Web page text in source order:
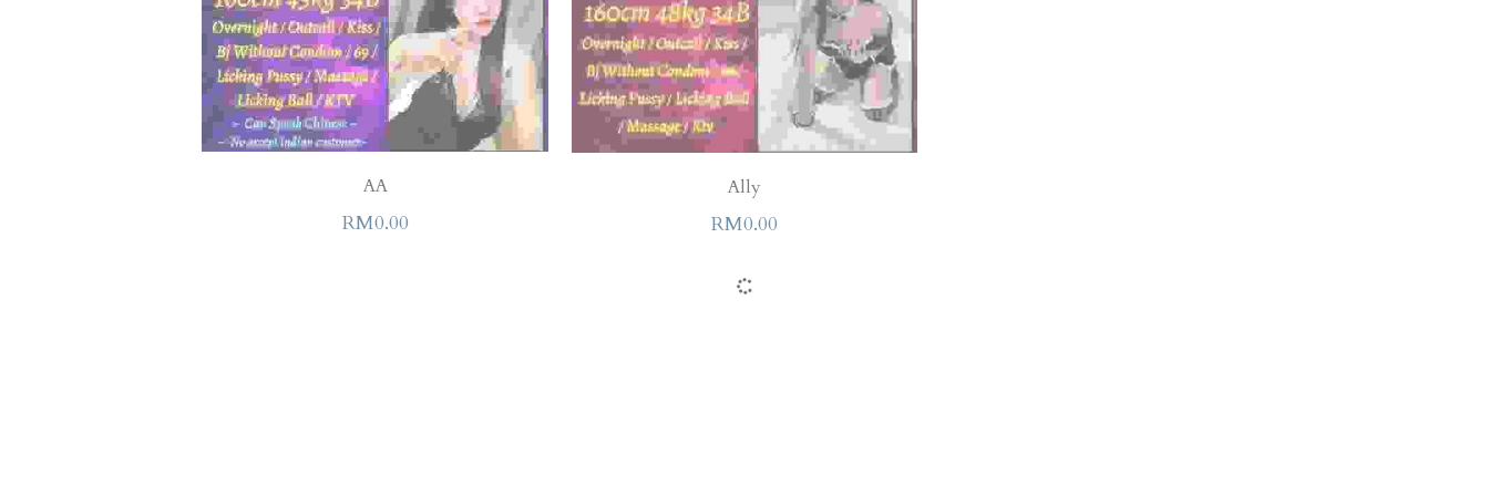
AA
RM0.00
Ally
RM0.00